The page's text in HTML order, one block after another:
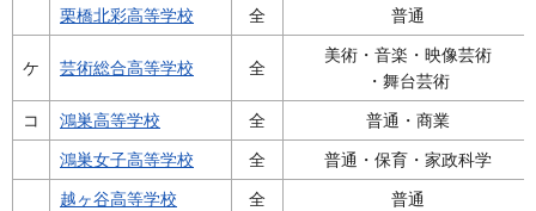
栗橋北彩高等学校 全 普通
ケ 芸術総合高等学校 全
美術・音楽・映像芸術
・舞台芸術
コ 鴻巣高等学校 全 普通・商業
鴻巣女子高等学校 全 普通・保育・家政科学
越ヶ谷高等学校 全 普通